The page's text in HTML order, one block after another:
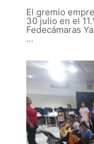
El gremio
30 julio en el
Fedecámaras
...